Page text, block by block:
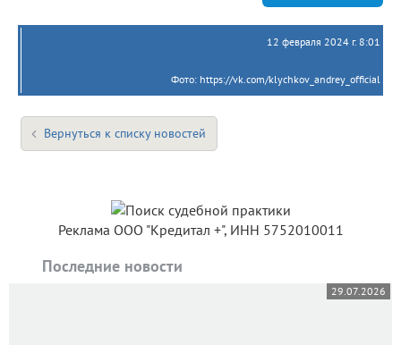
12 февраля 2024 г. 8:01
Фото: https://vk.com/klychkov_andrey_official
Вернуться к списку новостей
Реклама ООО "Кредитал +", ИНН 5752010011
Последние новости
29.07.2026